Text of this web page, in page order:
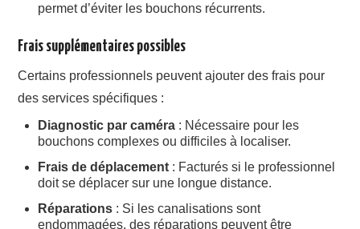
permet d’éviter les bouchons récurrents.
Frais supplémentaires possibles
Certains professionnels peuvent ajouter des frais pour
des services spécifiques :
Diagnostic par caméra : Nécessaire pour les
bouchons complexes ou difficiles à localiser.
Frais de déplacement : Facturés si le professionnel
doit se déplacer sur une longue distance.
Réparations : Si les canalisations sont
endommagées, des réparations peuvent être